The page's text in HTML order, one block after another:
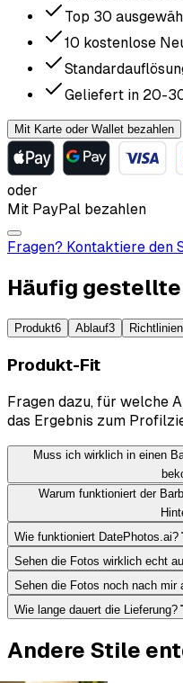
Top 30
10 kostenlose
Geliefert in 20-
Mit Karte oder Wallet bezahlen
oder
Mit PayPal bezahlen
Fragen? Kontaktiere den
Häufig gestellte
Produkt6 Ablauf3 Richtlinien
Produkt-Fit
Fragen dazu, für welche
das Ergebnis zum
Muss ich wirklich in einen
Warum funktioniert der
Wie funktioniert DatePhotos.ai?
Sehen die Fotos wirklich echt
Sehen die Fotos noch nach mir
Wie lange dauert die Lieferung?
Andere Stile